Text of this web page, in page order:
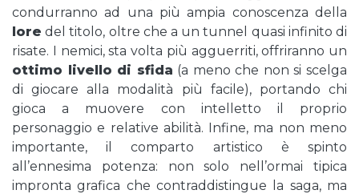
condurranno ad una più ampia conoscenza della
lore del titolo, oltre che a un tunnel quasi infinito di
risate. I nemici, sta volta più agguerriti, offriranno un
ottimo livello di sfida (a meno che non si scelga
di giocare alla modalità più facile), portando chi
gioca a muovere con intelletto il proprio
personaggio e relative abilità. Infine, ma non meno
importante, il comparto artistico è spinto
all’ennesima potenza: non solo nell’ormai tipica
impronta grafica che contraddistingue la saga, ma